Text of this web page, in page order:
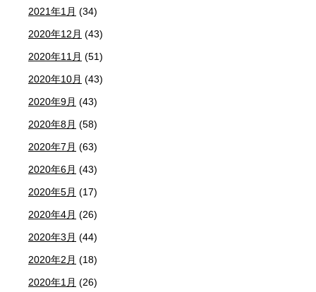
2021年1月 (34)
2020年12月 (43)
2020年11月 (51)
2020年10月 (43)
2020年9月 (43)
2020年8月 (58)
2020年7月 (63)
2020年6月 (43)
2020年5月 (17)
2020年4月 (26)
2020年3月 (44)
2020年2月 (18)
2020年1月 (26)